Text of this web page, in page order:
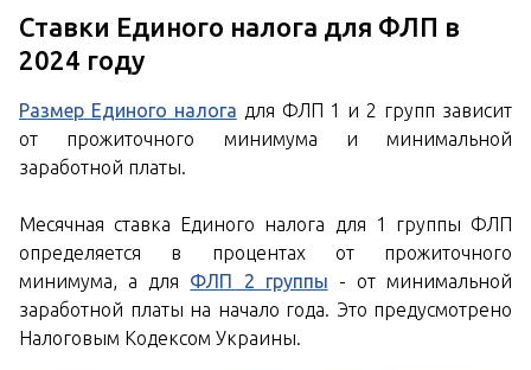
Ставки Единого налога для ФЛП в
2024 году
Размер Единого налога для ФЛП 1 и 2 групп зависит
от прожиточного минимума и минимальной
заработной платы.
Месячная ставка Единого налога для 1 группы ФЛП
определяется в процентах от прожиточного
минимума, а для ФЛП 2 группы - от минимальной
заработной платы на начало года. Это предусмотрено
Налоговым Кодексом Украины.